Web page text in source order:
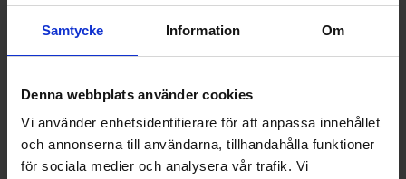
Samtycke Information Om
Denna webbplats använder cookies
Vi använder enhetsidentifierare för att anpassa innehållet
och annonserna till användarna, tillhandahålla funktioner
för sociala medier och analysera vår trafik. Vi